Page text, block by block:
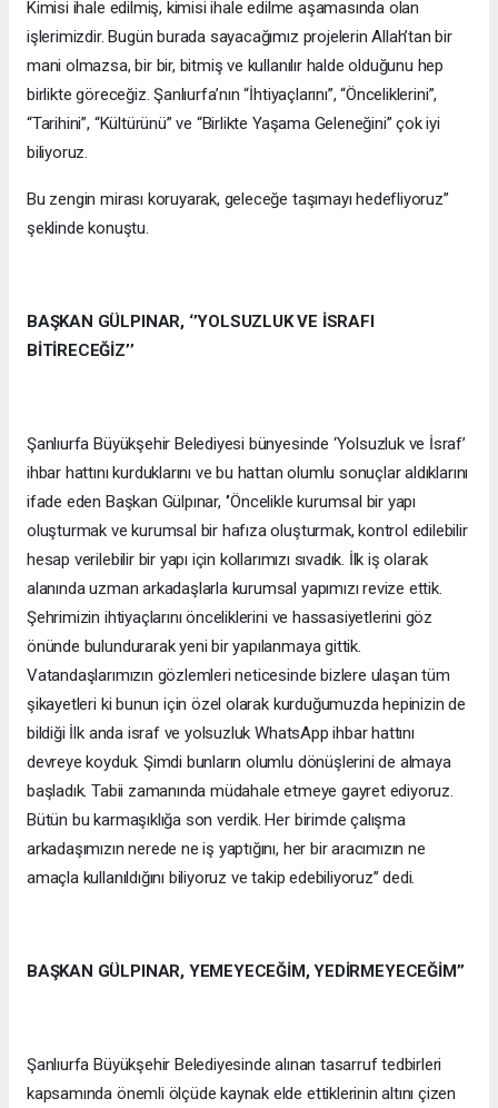
Kimisi ihale edilmiş, kimisi ihale edilme aşamasında olan
işlerimizdir. Bugün burada sayacağımız projelerin Allah’tan bir
mani olmazsa, bir bir, bitmiş ve kullanılır halde olduğunu hep
birlikte göreceğiz. Şanlıurfa’nın “İhtiyaçlarını”, “Önceliklerini”,
“Tarihini”, “Kültürünü” ve “Birlikte Yaşama Geleneğini” çok iyi
biliyoruz.
Bu zengin mirası koruyarak, geleceğe taşımayı hedefliyoruz’’
şeklinde konuştu.
BAŞKAN GÜLPINAR, ‘’YOLSUZLUK VE İSRAFI
BİTİRECEĞİZ’’
Şanlıurfa Büyükşehir Belediyesi bünyesinde ‘Yolsuzluk ve İsraf’
ihbar hattını kurduklarını ve bu hattan olumlu sonuçlar aldıklarını
ifade eden Başkan Gülpınar, ‘’Öncelikle kurumsal bir yapı
oluşturmak ve kurumsal bir hafıza oluşturmak, kontrol edilebilir
hesap verilebilir bir yapı için kollarımızı sıvadık. İlk iş olarak
alanında uzman arkadaşlarla kurumsal yapımızı revize ettik.
Şehrimizin ihtiyaçlarını önceliklerini ve hassasiyetlerini göz
önünde bulundurarak yeni bir yapılanmaya gittik.
Vatandaşlarımızın gözlemleri neticesinde bizlere ulaşan tüm
şikayetleri ki bunun için özel olarak kurduğumuzda hepinizin de
bildiği İlk anda israf ve yolsuzluk WhatsApp ihbar hattını
devreye koyduk. Şimdi bunların olumlu dönüşlerini de almaya
başladık. Tabii zamanında müdahale etmeye gayret ediyoruz.
Bütün bu karmaşıklığa son verdik. Her birimde çalışma
arkadaşımızın nerede ne iş yaptığını, her bir aracımızın ne
amaçla kullanıldığını biliyoruz ve takip edebiliyoruz’’ dedi.
BAŞKAN GÜLPINAR, YEMEYECEĞİM, YEDİRMEYECEĞİM’’
Şanlıurfa Büyükşehir Belediyesinde alınan tasarruf tedbirleri
kapsamında önemli ölçüde kaynak elde ettiklerinin altını çizen